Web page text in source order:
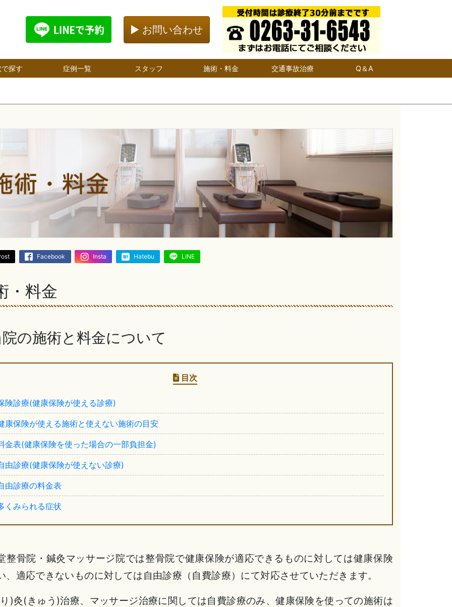
▶ お問い合わせ
探す 症例一覧 スタッフ 施術・料金 交通事故治療 Q＆A
Facebook Insta Hatebu LINE
・料金
の施術と料金について
目次
険診療(健康保険が使える診療)
康保険が使える施術と使えない施術の目安
金表(健康保険を使った場合の一部負担金)
由診療(健康保険が使えない診療)
由診療の料金表
くみられる症状
整骨院・鍼灸マッサージ院では整骨院で健康保険が適応できるものに対しては健康保険
、適応できないものに対しては自由診療（自費診療）にて対応させていただきます。
)灸(きゅう)治療、マッサージ治療に関しては自費診療のみ、健康保険を使っての施術は